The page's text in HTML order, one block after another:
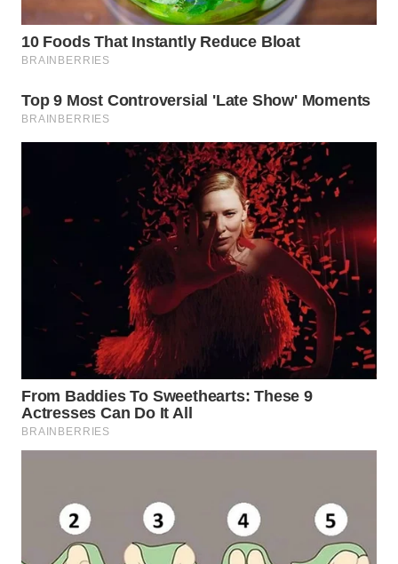
ID
WAHANANEWS
WAHANANEWS
NET
WAHANA
PERSONA
WAHANA
WAHANA
HEALTH